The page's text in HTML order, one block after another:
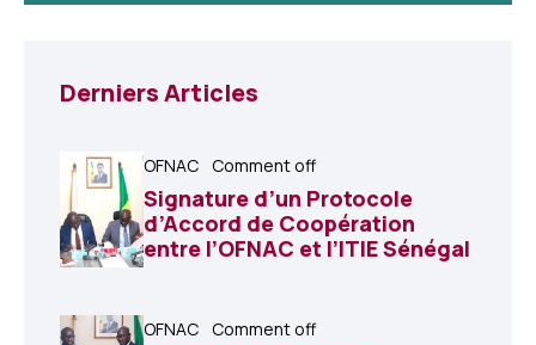
Derniers Articles
OFNAC Comment off
Signature d’un Protocole
d’Accord de Coopération
entre l’OFNAC et l’ITIE Sénégal
OFNAC Comment off